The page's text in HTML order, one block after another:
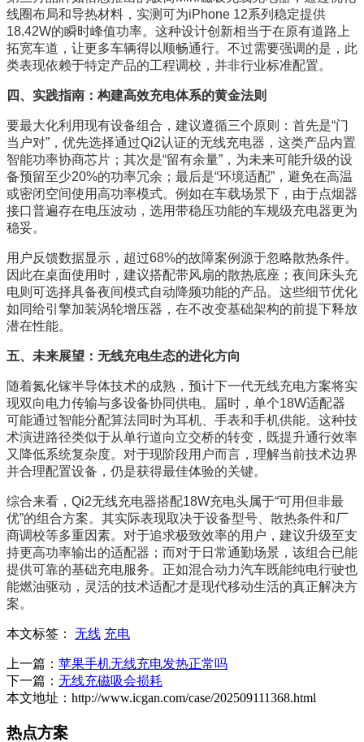
线圈布局和导热材料，实测可为iPhone 12系列稳定提供
18.42W的瞬时峰值功率。这种设计创新相当于在原有道路上
拓宽车道，让更多车辆得以顺畅通行。不过需要强调的是，此
类表现依赖于特定产品的工程调校，并非行业标准配置。
四、实践指南：构建高效充电体系的黄金法则
要最大化利用现有设备组合，建议遵循三个原则：首先是“门
当户对”，优先选择通过Qi2认证的无线充电器，这类产品内置
智能功率协商芯片；其次是“留有余量”，为未来可能升级的设
备预留至少20%的功率冗余；最后是“环境适配”，避免在高温
或密闭空间使用高功率模式。例如在车载场景下，由于点烟器
接口普遍存在电压波动，选用带稳压功能的车规级充电器更为
稳妥。
用户反馈数据显示，超过68%的故障案例源于忽略散热条件。
因此在桌面使用时，建议搭配带风扇的散热底座；夜间床头充
电则可选择具备夜间模式自动降频功能的产品。这些细节优化
如同给引擎加装涡轮增压器，在不改变基础架构的前提下释放
潜在性能。
五、未来展望：无线充电生态的进化方向
随着氮化镓半导体技术的成熟，预计下一代无线充电方案将实
现双向电力传输与多设备协同供电。届时，单个18W适配器
可能通过智能分配算法同时为耳机、手表和手机供能。这种技
术演进路径类似于从单行道向立交桥的转变，既提升通行效率
又降低系统复杂度。对于现阶段用户而言，理解当前技术边界
并合理配置设备，仍是获得最佳体验的关键。
综合来看，Qi2无线充电器搭配18W充电头属于“可用但非最
优”的组合方案。其实际表现取决于设备型号、散热条件和厂
商调校等多重因素。对于追求极致效率的用户，建议升级至支
持更高功率输出的适配器；而对于日常通勤场景，该组合已能
提供可靠的基础充电服务。正如混合动力汽车既能纯电行驶也
能燃油驱动，灵活的技术适配才是现代移动生活的真正解决方
案。
本文标签： 无线 充电
上一篇： 苹果手机无线充电发热正常吗
下一篇： 无线充磁吸会损耗
本文地址：http://www.icgan.com/case/202509111368.html
热点方案